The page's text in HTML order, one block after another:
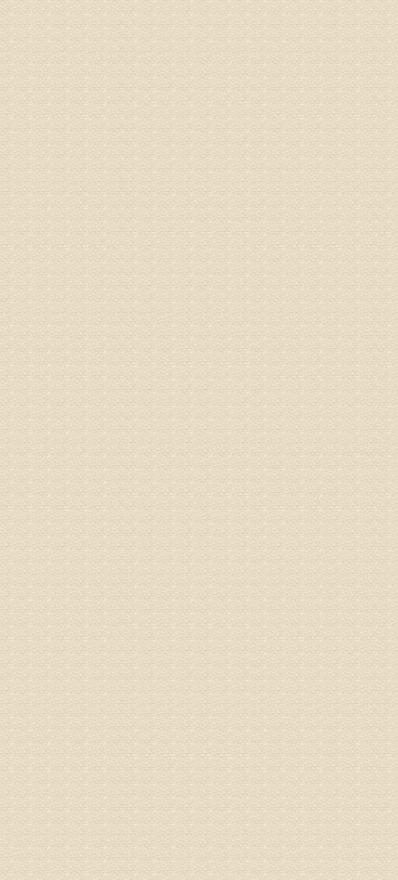
姓名
病情描
专家回
物灌注
由于你
姓名
病情描
专家回
由于来
病情描
专家回
液，同
外用、
姓名
专家回
济南杏
姓名：
病情描
先需要
由于我
专家回
姓名：